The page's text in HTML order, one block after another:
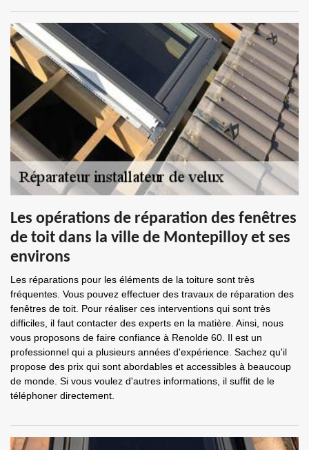
Les opérations de réparation des fenêtres
de toit dans la ville de Montepilloy et ses
environs
Les réparations pour les éléments de la toiture sont très
fréquentes. Vous pouvez effectuer des travaux de réparation des
fenêtres de toit. Pour réaliser ces interventions qui sont très
difficiles, il faut contacter des experts en la matière. Ainsi, nous
vous proposons de faire confiance à Renolde 60. Il est un
professionnel qui a plusieurs années d'expérience. Sachez qu'il
propose des prix qui sont abordables et accessibles à beaucoup
de monde. Si vous voulez d'autres informations, il suffit de le
téléphoner directement.